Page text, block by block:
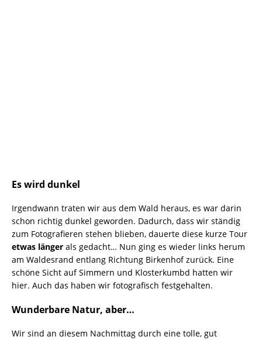
Es wird dunkel
Irgendwann traten wir aus dem Wald heraus, es war darin
schon richtig dunkel geworden. Dadurch, dass wir ständig
zum Fotografieren stehen blieben, dauerte diese kurze Tour
etwas länger als gedacht… Nun ging es wieder links herum
am Waldesrand entlang Richtung Birkenhof zurück. Eine
schöne Sicht auf Simmern und Klosterkumbd hatten wir
hier. Auch das haben wir fotografisch festgehalten.
Wunderbare Natur, aber…
Wir sind an diesem Nachmittag durch eine tolle, gut